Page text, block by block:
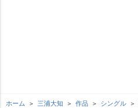
ホーム 三浦大知 作品 シングル